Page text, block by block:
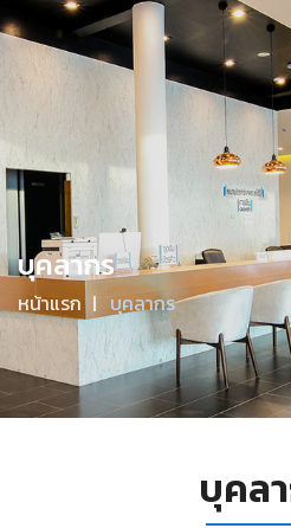
จันทร์-ศุกร์ 09.00 - 20.00 / เสา
มีคำถามไหม? โทรหาเรา
Menu
บุคลากร
หน้าแรก บุคลากร
บุคล